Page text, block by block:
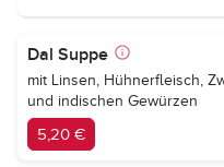
Dal Suppe
mit Linsen, Hühnerfleisch,
und indischen Gewürzen
5,20 €